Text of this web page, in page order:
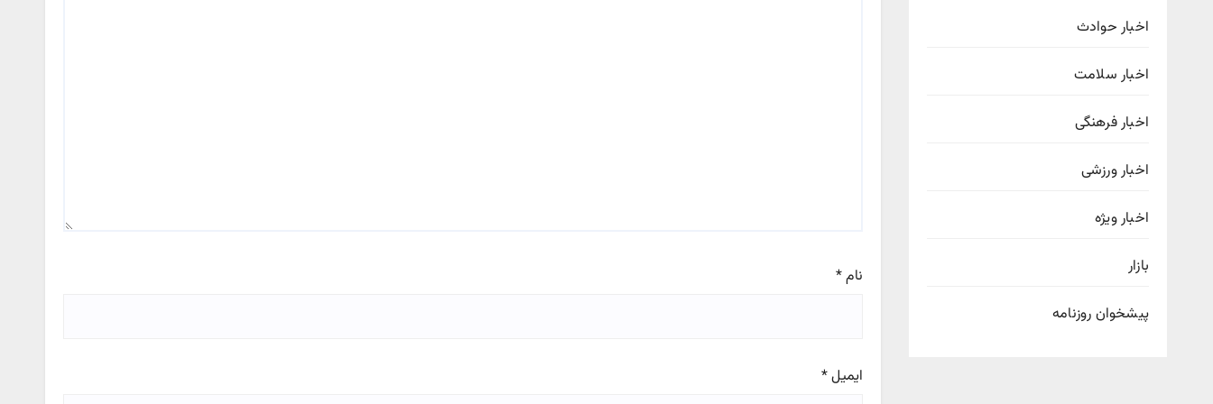
اخبار حوادث
اخبار سلامت
اخبار فرهنگی
اخبار ورزشی
اخبار ویژه
بازار
پیشخوان روزنامه
نام*
ایمیل*